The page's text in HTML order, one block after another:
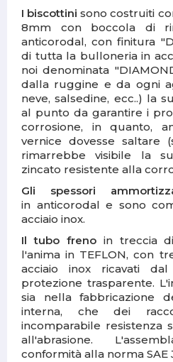
I biscottini sono costruiti
8mm con boccola di
anticorodal, con finitura "
di tutta la bulloneria in
noi denominata "
dalla ruggine e da ogni
neve, salsedine, ecc..) la
al punto da garantire i
corrosione, in quanto,
vernice dovesse saltare
rimarrebbe visibile la
zincato resistente alla
Gli spessori
in anticorodal e sono
acciaio inox.
Il tubo frenoin trecciadi
l'anima in TEFLON, con
acciaio inox ricavati
protezione trasparente.
sia nella fabbricazione
interna, che dei
incomparabile resistenza
all'abrasione.
conformità alla norma SAE